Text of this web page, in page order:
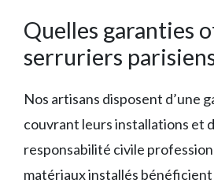
Quelles garanties
serruriers
Nos artisans disposent d’une
couvrant leurs installations et
responsabilité civile
matériaux installés